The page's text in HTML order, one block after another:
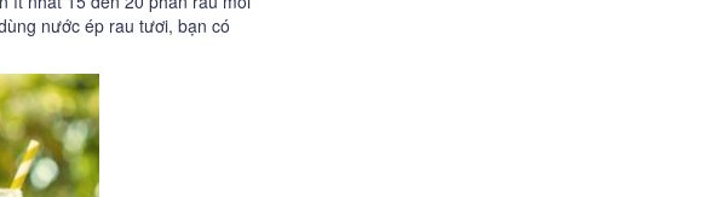
nước ép rau tươi, bạn có